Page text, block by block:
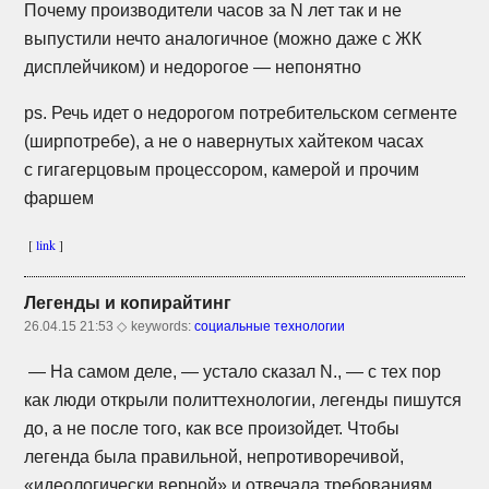
Почему производители часов за N лет так и не
выпустили нечто аналогичное (можно даже с ЖК
дисплейчиком) и недорогое — непонятно
ps. Речь идет о недорогом потребительском сегменте
(ширпотребе), а не о навернутых хайтеком часах
с гигагерцовым процессором, камерой и прочим
фаршем
[link]
Легенды и копирайтинг
26.04.15 21:53 ◇ keywords:социальные технологии
— На самом деле, — устало сказал N., — с тех пор
как люди открыли политтехнологии, легенды пишутся
до, а не после того, как все произойдет. Чтобы
легенда была правильной, непротиворечивой,